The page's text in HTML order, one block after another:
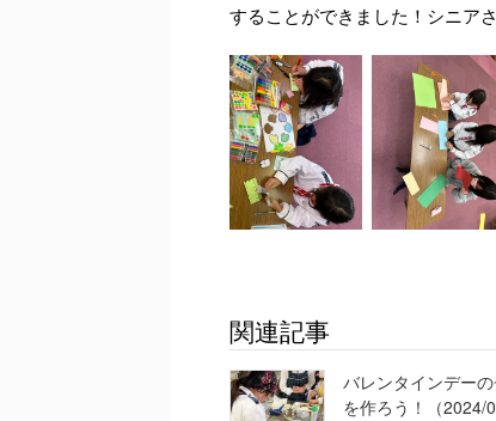
することができました！シニア
関連記事
バレンタインデー
を作ろう！（2024/